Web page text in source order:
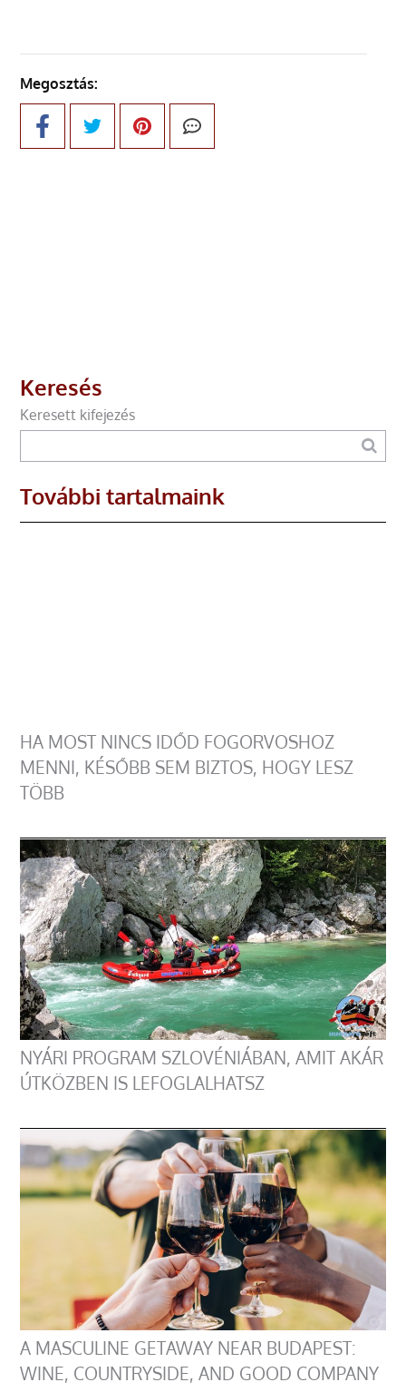
Megosztás:
Keresés
Keresett kifejezés
További tartalmaink
HA MOST NINCS IDŐD FOGORVOSHOZ
MENNI, KÉSŐBB SEM BIZTOS, HOGY LESZ
TÖBB
NYÁRI PROGRAM SZLOVÉNIÁBAN, AMIT AKÁR
ÚTKÖZBEN IS LEFOGLALHATSZ
A MASCULINE GETAWAY NEAR BUDAPEST:
WINE, COUNTRYSIDE, AND GOOD COMPANY